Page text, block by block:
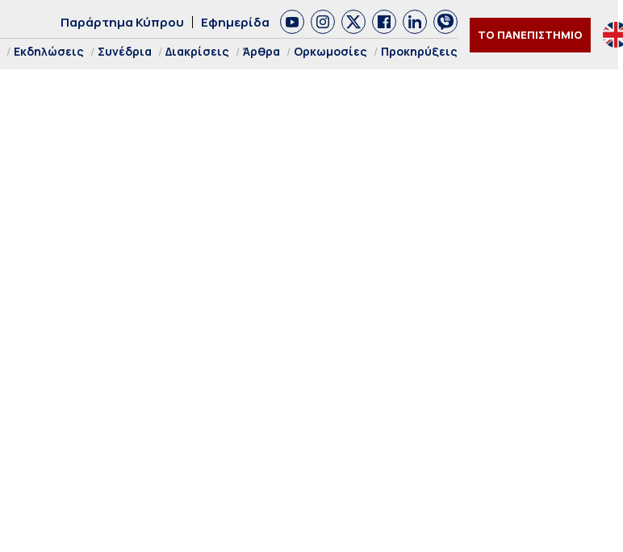
Παράρτημα Κύπρου Εφημερίδα
Εκδηλώσεις Συνέδρια Διακρίσεις Άρθρα Ορκωμοσίες Προκηρύξεις
ΤΟ ΠΑΝΕΠΙΣΤΗΜΙΟ